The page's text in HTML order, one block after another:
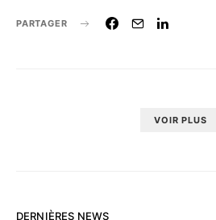
PARTAGER
VOIR PLUS
DERNIÈRES NEWS